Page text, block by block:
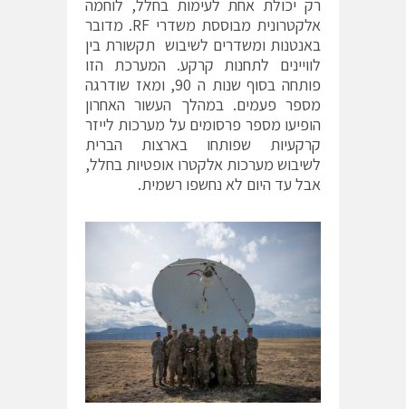
רק יכולת אחת לעימות בחלל, לוחמה
אלקטרונית מבוססת משדרי RF. מדובר
באנטנות ומשדרים לשיבוש תקשורת בין
לוויינים לתחנות קרקע. המערכת הזו
פותחה בסוף שנות ה 90, ומאז שודרגה
מספר פעמים. במהלך העשור האחרון
הופיעו מספר פרסומים על מערכות לייזר
קרקעיות שפותחו בארצות הברית
לשיבוש מערכות אלקטרו אופטיות בחלל,
אבל עד היום לא נחשפו רשמית.